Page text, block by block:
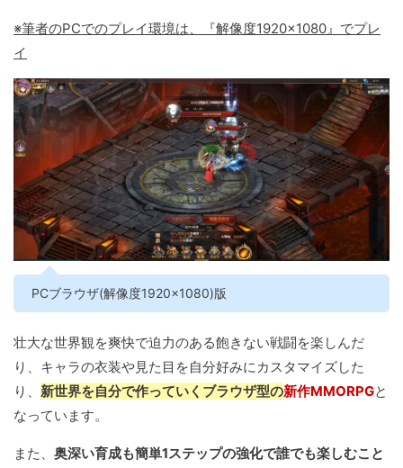
※筆者のPCでのプレイ環境は、『解像度1920×1080』でプレ
イ
PCブラウザ(解像度1920×1080)版
壮大な世界観を爽快で迫力のある飽きない戦闘を楽しんだ
り、キャラの衣装や見た目を自分好みにカスタマイズした
り、 新世界を自分で作っていくブラウザ型の新作MMORPGと
なっています。
また、 奥深い育成も簡単1ステップの強化で誰でも楽しむこと